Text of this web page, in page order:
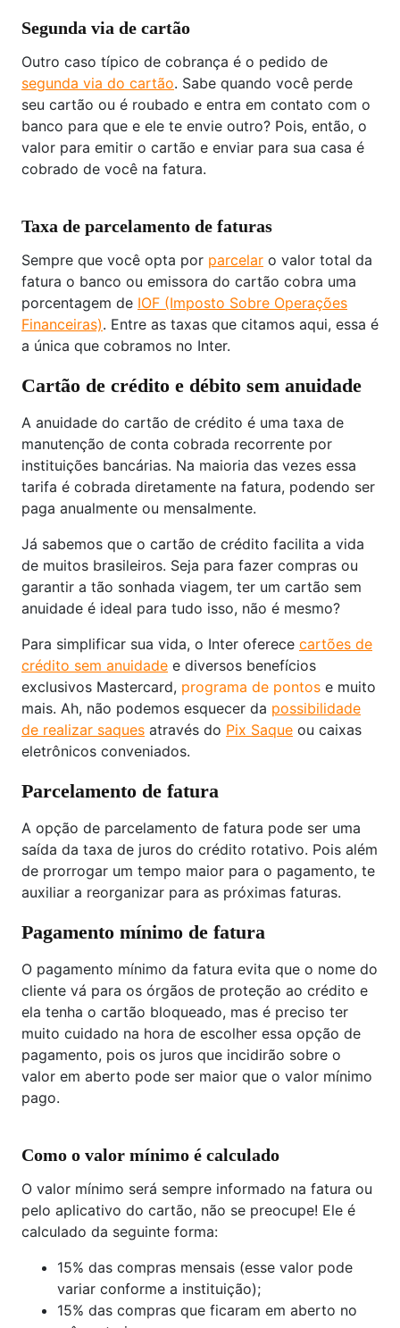
Segunda via de cartão
Outro caso típico de cobrança é o pedido de
segunda via do cartão. Sabe quando você perde
seu cartão ou é roubado e entra em contato com o
banco para que e ele te envie outro? Pois, então, o
valor para emitir o cartão e enviar para sua casa é
cobrado de você na fatura.
Taxa de parcelamento de faturas
Sempre que você opta por parcelar o valor total da
fatura o banco ou emissora do cartão cobra uma
porcentagem de IOF (Imposto Sobre Operações
Financeiras). Entre as taxas que citamos aqui, essa é
a única que cobramos no Inter.
Cartão de crédito e débito sem anuidade
A anuidade do cartão de crédito é uma taxa de
manutenção de conta cobrada recorrente por
instituições bancárias. Na maioria das vezes essa
tarifa é cobrada diretamente na fatura, podendo ser
paga anualmente ou mensalmente.
Já sabemos que o cartão de crédito facilita a vida
de muitos brasileiros. Seja para fazer compras ou
garantir a tão sonhada viagem, ter um cartão sem
anuidade é ideal para tudo isso, não é mesmo?
Para simplificar sua vida, o Inter oferece cartões de
crédito sem anuidade e diversos benefícios
exclusivos Mastercard, programa de pontos e muito
mais. Ah, não podemos esquecer da possibilidade
de realizar saques através do Pix Saque ou caixas
eletrônicos conveniados.
Parcelamento de fatura
A opção de parcelamento de fatura pode ser uma
saída da taxa de juros do crédito rotativo. Pois além
de prorrogar um tempo maior para o pagamento, te
auxiliar a reorganizar para as próximas faturas.
Pagamento mínimo de fatura
O pagamento mínimo da fatura evita que o nome do
cliente vá para os órgãos de proteção ao crédito e
ela tenha o cartão bloqueado, mas é preciso ter
muito cuidado na hora de escolher essa opção de
pagamento, pois os juros que incidirão sobre o
valor em aberto pode ser maior que o valor mínimo
pago.
Como o valor mínimo é calculado
O valor mínimo será sempre informado na fatura ou
pelo aplicativo do cartão, não se preocupe! Ele é
calculado da seguinte forma:
15% das compras mensais (esse valor pode
variar conforme a instituição);
15% das compras que ficaram em aberto no